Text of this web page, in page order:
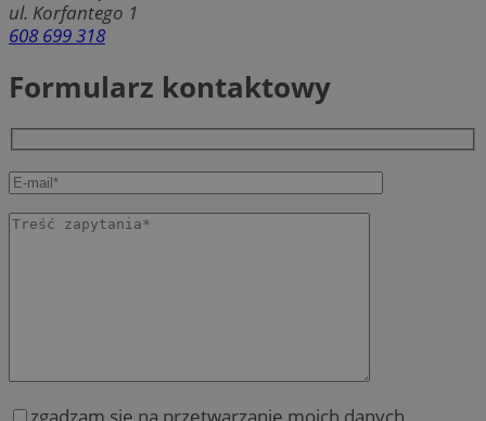
ul. Korfantego 1
608 699 318
Formularz kontaktowy